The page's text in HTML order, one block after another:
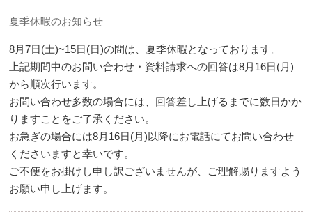
夏季休暇のお知らせ
8月7日(土)~15日(日)の間は、夏季休暇となっております。
上記期間中のお問い合わせ・資料請求への回答は8月16日(月)
から順次行います。
お問い合わせ多数の場合には、回答差し上げるまでに数日かか
りますことをご了承ください。
お急ぎの場合には8月16日(月)以降にお電話にてお問い合わせ
くださいますと幸いです。
ご不便をお掛けし申し訳ございませんが、ご理解賜りますよう
お願い申し上げます。